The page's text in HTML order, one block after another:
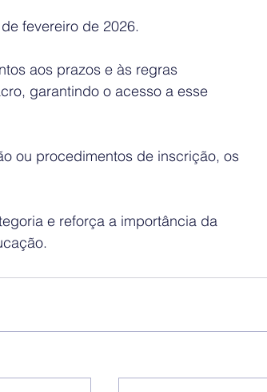
fevereiro de 2026.
aos prazos e às regras
garantindo o acesso a esse
ou procedimentos de inscrição, os
e reforça a importância da